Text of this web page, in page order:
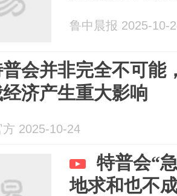
鲁中晨报 2025-10-
会并非完全不可能
济产生重大影响
2025-10-24
特普会“
地求和也不